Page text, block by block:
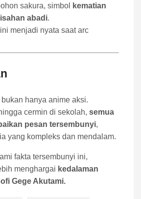
sakura, simbol
kematian
abadi.
menjadi nyata saat arc
bukan hanya anime aksi.
cermin di sekolah, semua
pesan tersembunyi,
yang kompleks dan mendalam.
fakta tersembunyi ini,
menghargai kedalaman
Gege Akutami.